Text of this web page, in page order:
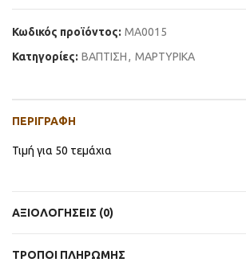
Κωδικός προϊόντος: ΜΑ0015
Κατηγορίες: ΒΑΠΤΙΣΗ, ΜΑΡΤΥΡΙΚΑ
ΠΕΡΙΓΡΑΦΉ
Τιμή για 50 τεμάχια
ΑΞΙΟΛΟΓΉΣΕΙΣ (0)
ΤΡΟΠΟΙ ΠΛΗΡΩΜΗΣ